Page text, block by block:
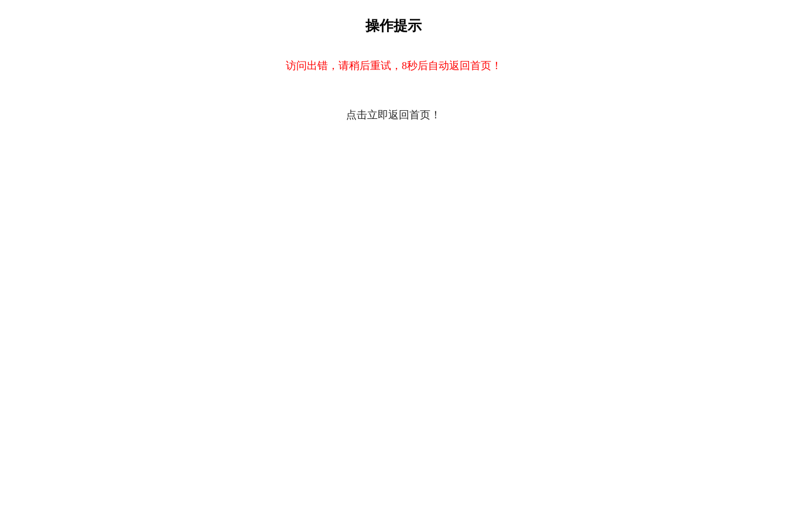
操作提示
访问出错，请稍后重试，8秒后自动返回首页！
点击立即返回首页！